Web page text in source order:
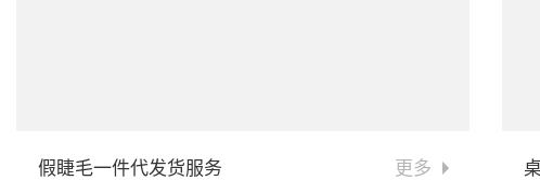
假睫毛一件代发货服务 更多